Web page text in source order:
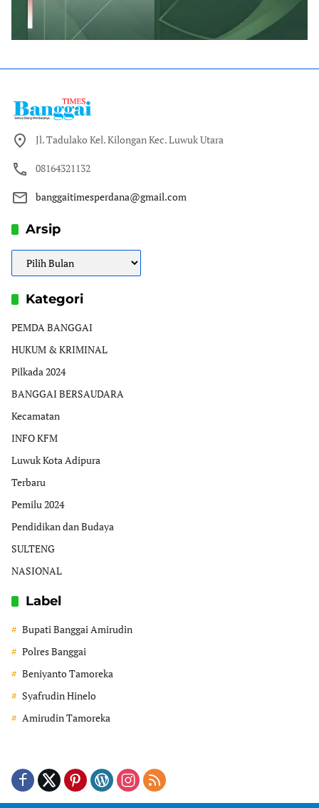
Jl. Tadulako Kel. Kilongan Kec. Luwuk Utara
08164321132
banggaitimesperdana@gmail.com
Arsip
Arsip
Kategori
PEMDA BANGGAI
HUKUM & KRIMINAL
Pilkada 2024
BANGGAI BERSAUDARA
Kecamatan
INFO KFM
Luwuk Kota Adipura
Terbaru
Pemilu 2024
Pendidikan dan Budaya
SULTENG
NASIONAL
Label
Bupati Banggai Amirudin
Polres Banggai
Beniyanto Tamoreka
Syafrudin Hinelo
Amirudin Tamoreka